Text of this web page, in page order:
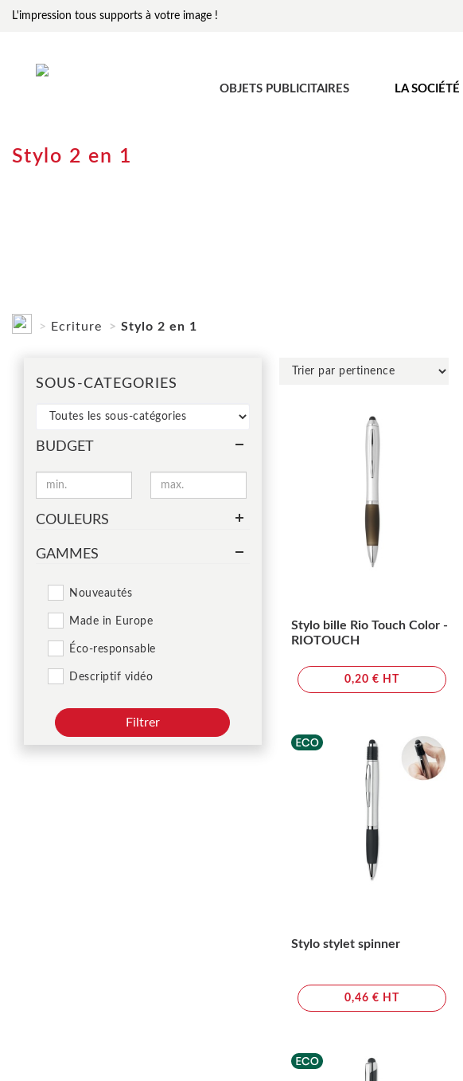
L'impression tous supports à votre image !
OBJETS PUBLICITAIRES LA SOCIÉTÉ
Stylo 2 en 1
Ecriture Stylo 2 en 1
SOUS-CATEGORIES
BUDGET
COULEURS
GAMMES
Nouveautés
Made in Europe
Éco-responsable
Descriptif vidéo
Filtrer
Stylo bille Rio Touch Color -
RIOTOUCH
0,20 € HT
Stylo stylet spinner
0,46 € HT